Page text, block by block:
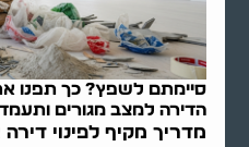
סיימתם לשפץ? כך תפנו
הדירה למצב מגורים
מדריך מקיף לפינוי